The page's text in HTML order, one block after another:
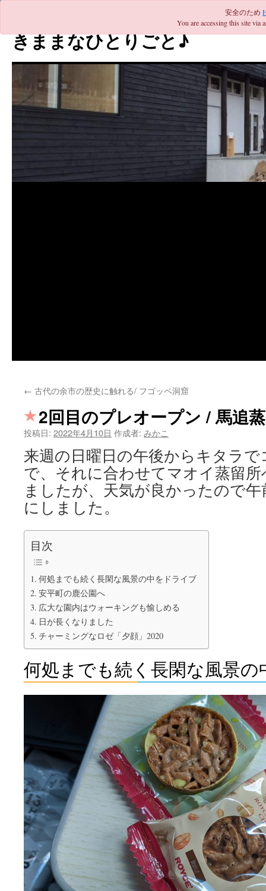
安全のため
You are accessing this site via
テ
ン
ス
ッ
プ
きままなひとりごと♪
← 古代の余市の歴史に触れる/ フゴッペ洞窟
2回目のプレオープン / 馬追
投稿日: 2022年4月10日 作成者: みかこ
来週の日曜日の午後からキタラ
で、それに合わせてマオイ蒸留
ましたが、天気が良かったので
にしました。
目次
何処までも続く長閑な風景の中をドライブ
安平町の鹿公園へ
広大な園内はウォーキングも愉しめる
日が長くなりました
チャーミングなロゼ「夕顔」2020
何処までも続く長閑な風景